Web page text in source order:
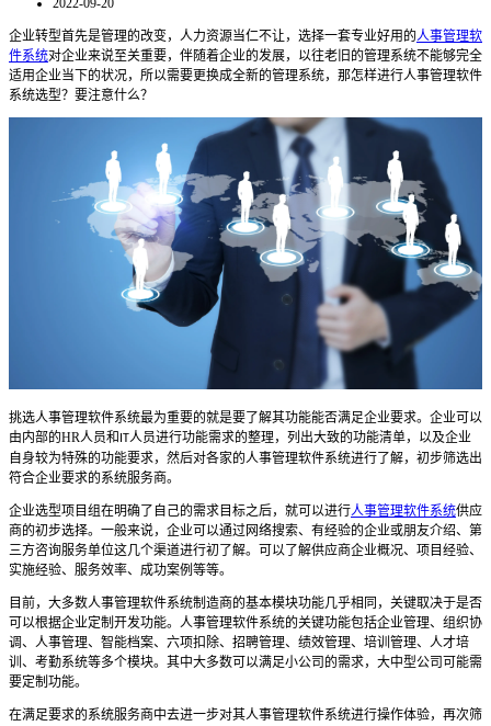
2022-09-20
企业转型首先是管理的改变，人力资源当仁不让，选择一套专业好用的人事管理软
件系统对企业来说至关重要，伴随着企业的发展，以往老旧的管理系统不能够完全
适用企业当下的状况，所以需要更换成全新的管理系统，那怎样进行人事管理软件
系统选型？要注意什么？
挑选人事管理软件系统最为重要的就是要了解其功能能否满足企业要求。企业可以
由内部的HR人员和 IT人员进行功能需求的整理，列出大致的功能清单，以及企业
自身较为特殊的功能要求，然后对各家的人事管理软件系统进行了解，初步筛选出
符合企业要求的系统服务商。
企业选型项目组在明确了自己的需求目标之后，就可以进行人事管理软件系统供应
商的初步选择。一般来说，企业可以通过网络搜索、有经验的企业或朋友介绍、第
三方咨询服务单位这几个渠道进行初了解。可以了解供应商企业概况、项目经验、
实施经验、服务效率、成功案例等等。
目前，大多数人事管理软件系统制造商的基本模块功能几乎相同，关键取决于是否
可以根据企业定制开发功能。 人事管理软件系统的关键功能包括企业管理、组织协
调、人事管理、智能档案、六项扣除、招聘管理、绩效管理、培训管理、人才培
训、考勤系统等多个模块。其中大多数可以满足小公司的需求，大中型公司可能需
要定制功能。
在满足要求的系统服务商中去进一步对其人事管理软件系统进行操作体验，再次筛